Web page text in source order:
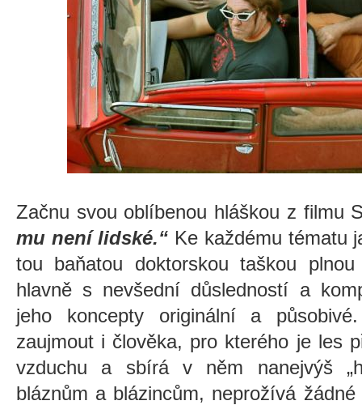
Začnu svou oblíbenou hláškou z filmu
mu není lidské.“ Ke každému tématu
tou baňatou doktorskou taškou
hlavně s nevšední důsledností a
jeho koncepty originální a
zaujmout i člověka, pro kterého je les
vzduchu a sbírá v něm nanejvýš
bláznům a blázincům, neprožívá